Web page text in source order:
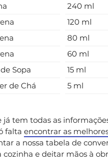
240 ml
120 ml
80 ml
60 ml
Sopa
15 ml
de Chá
5 ml
já tem todas as
falta encontrar as
a nossa tabela de
cozinha e deitar mãos à